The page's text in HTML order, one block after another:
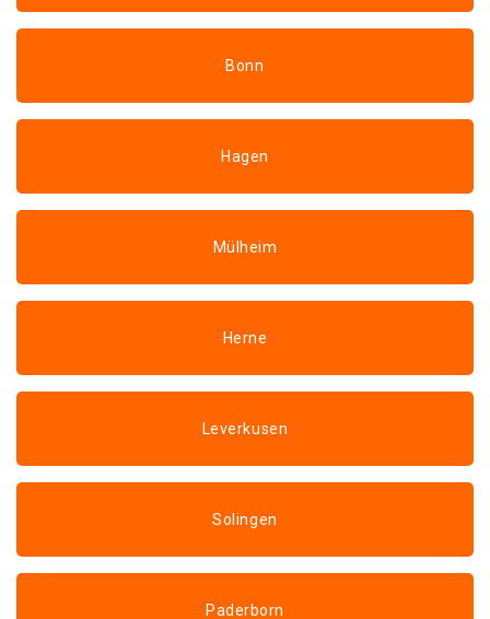
Bonn
Hagen
Mülheim
Herne
Leverkusen
Solingen
Paderborn